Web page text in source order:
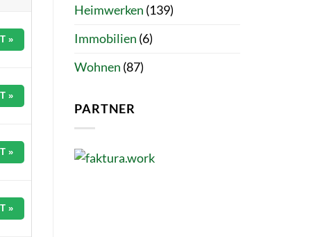
»
»
»
»
Heimwerken (139)
Immobilien (6)
Wohnen (87)
PARTNER